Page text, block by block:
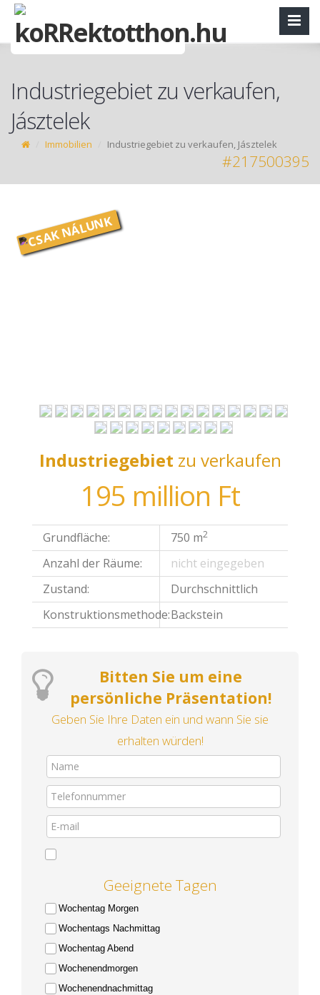
Industriegebiet zu verkaufen,
Jásztelek
Immobilien Industriegebiet zu verkaufen, Jásztelek
#217500395
Industriegebiet zu verkaufen
195 million Ft
Grundfläche: 750 m2
Anzahl der Räume:
nicht eingegeben
Zustand:
Durchschnittlich
Konstruktionsmethode:Backstein
Bitten Sie um eine
persönliche Präsentation!
Geben Sie Ihre Daten ein und wann Sie sie
erhalten würden!
Geeignete Tagen
Wochentag Morgen
Wochentags Nachmittag
Wochentag Abend
Wochenendmorgen
Wochenendnachmittag